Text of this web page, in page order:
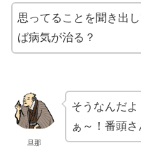
思ってることを聞き出
ば病気が治る？
旦那
そうなんだ
ぁ～！番頭さ